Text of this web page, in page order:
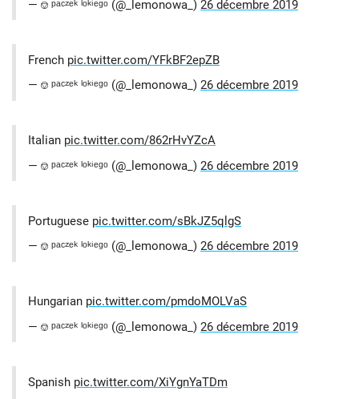
— ⎊ ᵖᵃᶜᶻᵉᵏ ˡᵒᵏⁱᵉᵍᵒ (@_lemonowa_) 26 décembre 2019
French pic.twitter.com/YFkBF2epZB
— ⎊ ᵖᵃᶜᶻᵉᵏ ˡᵒᵏⁱᵉᵍᵒ (@_lemonowa_) 26 décembre 2019
Italian pic.twitter.com/862rHvYZcA
— ⎊ ᵖᵃᶜᶻᵉᵏ ˡᵒᵏⁱᵉᵍᵒ (@_lemonowa_) 26 décembre 2019
Portuguese pic.twitter.com/sBkJZ5qlgS
— ⎊ ᵖᵃᶜᶻᵉᵏ ˡᵒᵏⁱᵉᵍᵒ (@_lemonowa_) 26 décembre 2019
Hungarian pic.twitter.com/pmdoMOLVaS
— ⎊ ᵖᵃᶜᶻᵉᵏ ˡᵒᵏⁱᵉᵍᵒ (@_lemonowa_) 26 décembre 2019
Spanish pic.twitter.com/XiYgnYaTDm